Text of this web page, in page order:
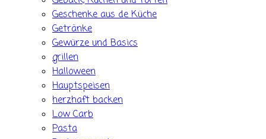
Geschenke aus de Küche
Getränke
Gewürze und Basics
grillen
Halloween
Hauptspeisen
herzhaft backen
Low Carb
Pasta